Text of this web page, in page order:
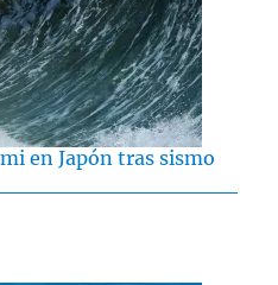
en Japón tras sismo